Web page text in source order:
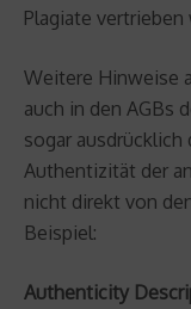
Plagiate
Weitere Hinweise
auch in den AGBs
sogar
Authentizität der
nicht direkt von
Beispiel:
Authenticity